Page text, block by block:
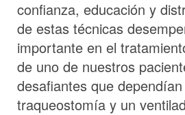
confianza, educación y
de estas técnicas
importante en el
de uno de nuestros
desafiantes que
traqueostomía y un